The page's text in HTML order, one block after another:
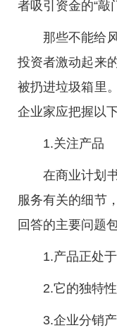
者吸引资金的“敲
那些不能给
投资者激动起来
被扔进垃圾箱里
企业家应把握以
1.关注产品
在商业计划
服务有关的细节
回答的主要问题
1.产品正处
2.它的独特
3.企业分销